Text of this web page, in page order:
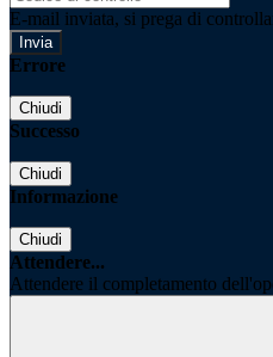
E-mail inviata, si prega di
Errore
Chiudi
Successo
Chiudi
Informazione
Chiudi
Attendere...
Attendere il completamento